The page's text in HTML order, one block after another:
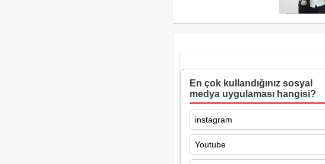
En çok kullandığınız sosyal
medya uygulaması hangisi?
instagram
Youtube